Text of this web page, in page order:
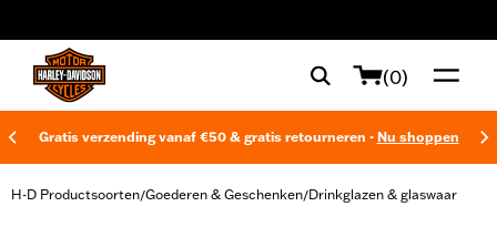
(0)
Gratis verzending vanaf €50 & gratis retourneren - Nu shoppen
H-D Productsoorten/Goederen & Geschenken/Drinkglazen & glaswaar